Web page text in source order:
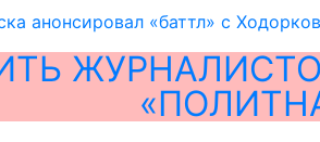
анонсировал «баттл» с